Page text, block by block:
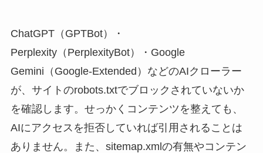
ChatGPT（GPTBot）・
Perplexity（PerplexityBot）・Google
Gemini（Google-Extended）などのAIクローラー
が、サイトのrobots.txtでブロックされていないか
を確認します。せっかくコンテンツを整えても、
AIにアクセスを拒否していれば引用されることは
ありません。また、sitemap.xmlの有無やコンテン